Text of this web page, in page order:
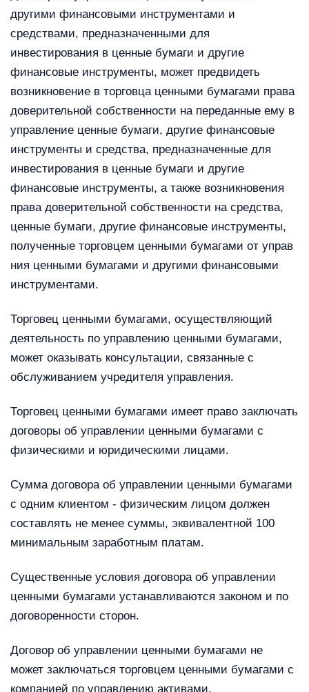
другими финансовыми инструментами и
средствами, предназначенными для
инвестирования в ценные бумаги и другие
финансовые инструменты, может предвидеть
возникновение в торговца ценными бумагами права
доверительной собственности на переданные ему в
управление ценные бумаги, другие финансовые
инструменты и средства, предназначенные для
инвестирования в ценные бумаги и другие
финансовые инструменты, а также возникновения
права доверительной собственности на средства,
ценные бумаги, другие финансовые инструменты,
полученные торговцем ценными бумагами от управ
ния ценными бумагами и другими финансовыми
инструментами.
Торговец ценными бумагами, осуществляющий
деятельность по управлению ценными бумагами,
может оказывать консультации, связанные с
обслуживанием учредителя управления.
Торговец ценными бумагами имеет право заключать
договоры об управлении ценными бумагами с
физическими и юридическими лицами.
Сумма договора об управлении ценными бумагами
с одним клиентом - физическим лицом должен
составлять не менее суммы, эквивалентной 100
минимальным заработным платам.
Существенные условия договора об управлении
ценными бумагами устанавливаются законом и по
договоренности сторон.
Договор об управлении ценными бумагами не
может заключаться торговцем ценными бумагами с
компанией по управлению активами.